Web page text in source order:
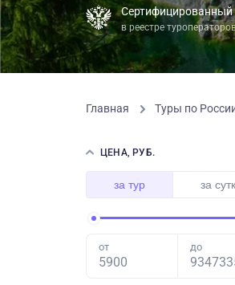
Сертифицированный
в реестре
Главная Туры по
ЦЕНА, РУБ.
за тур за
от до